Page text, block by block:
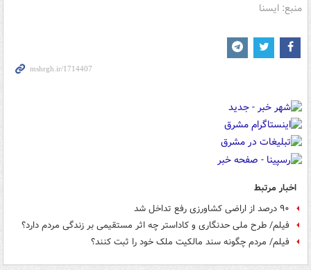
منبع: ایسنا
اخبار مرتبط
۹۰ درصد از اراضی کشاورزی رفع تداخل شد
فیلم/ طرح ملی حدنگاری و کاداستر چه اثر مستقیمی بر زندگی مردم دارد؟
فیلم/ مردم چگونه سند مالکیت ملک خود را ثبت کنند؟